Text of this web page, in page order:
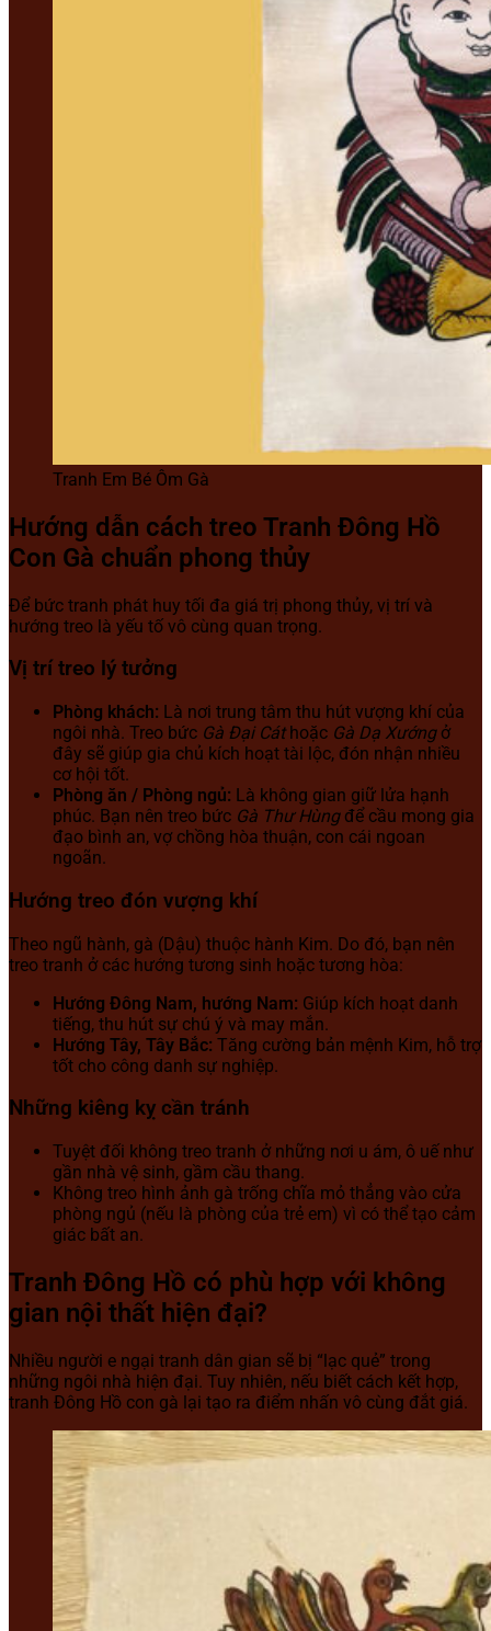
Tranh Em Bé Ôm Gà
Hướng dẫn cách treo Tranh Đông Hồ
Con Gà chuẩn phong thủy
Để bức tranh phát huy tối đa giá trị phong thủy, vị trí và
hướng treo là yếu tố vô cùng quan trọng.
Vị trí treo lý tưởng
Phòng khách: Là nơi trung tâm thu hút vượng khí của
ngôi nhà. Treo bức Gà Đại Cáthoặc Gà Dạ Xướngở
đây sẽ giúp gia chủ kích hoạt tài lộc, đón nhận nhiều
cơ hội tốt.
Phòng ăn / Phòng ngủ: Là không gian giữ lửa hạnh
phúc. Bạn nên treo bức Gà Thư Hùngđể cầu mong gia
đạo bình an, vợ chồng hòa thuận, con cái ngoan
ngoãn.
Hướng treo đón vượng khí
Theo ngũ hành, gà (Dậu) thuộc hành Kim. Do đó, bạn nên
treo tranh ở các hướng tương sinh hoặc tương hòa:
Hướng Đông Nam, hướng Nam: Giúp kích hoạt danh
tiếng, thu hút sự chú ý và may mắn.
Hướng Tây, Tây Bắc: Tăng cường bản mệnh Kim, hỗ trợ
tốt cho công danh sự nghiệp.
Những kiêng kỵ cần tránh
Tuyệt đối không treo tranh ở những nơi u ám, ô uế như
gần nhà vệ sinh, gầm cầu thang.
Không treo hình ảnh gà trống chĩa mỏ thẳng vào cửa
phòng ngủ (nếu là phòng của trẻ em) vì có thể tạo cảm
giác bất an.
Tranh Đông Hồ có phù hợp với không
gian nội thất hiện đại?
Nhiều người e ngại tranh dân gian sẽ bị “lạc quẻ” trong
những ngôi nhà hiện đại. Tuy nhiên, nếu biết cách kết hợp,
tranh Đông Hồ con gà lại tạo ra điểm nhấn vô cùng đắt giá.